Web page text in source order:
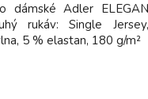
dámské Adler
rukáv: Single
5 % elastan, 180 g/m²